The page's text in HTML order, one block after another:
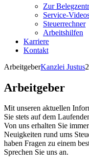
Zur
Service-
Steuerrechner
Arbeitshilfen
Karriere
Kontakt
ArbeitgeberKanzlei Justus
Arbeitgeber
Mit unseren aktuellen
Sie stets auf dem
Von uns erhalten Sie
Neuigkeiten rund ums
haben Fragen zu einem
Sprechen Sie uns an.